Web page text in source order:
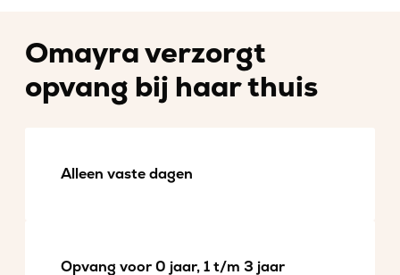
Omayra verzorgt
opvang bij haar thuis
Alleen vaste dagen
Opvang voor 0 jaar, 1 t/m 3 jaar